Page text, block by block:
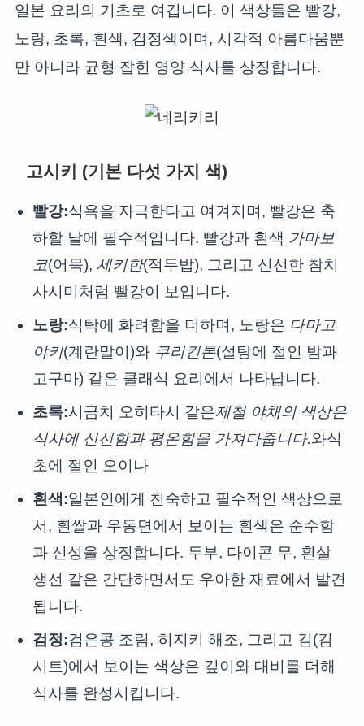
일본 요리의 기초로 여깁니다. 이 색상들은 빨강,
노랑, 초록, 흰색, 검정색이며, 시각적 아름다움뿐
만 아니라 균형 잡힌 영양 식사를 상징합니다.
고시키 (기본 다섯 가지 색)
빨강:식욕을 자극한다고 여겨지며, 빨강은 축
하할 날에 필수적입니다. 빨강과 흰색 가마보
코(어묵),세키한(적두밥), 그리고 신선한 참치
사시미처럼 빨강이 보입니다.
노랑:식탁에 화려함을 더하며, 노랑은 다마고
야키(계란말이)와 쿠리킨톤(설탕에 절인 밤과
고구마) 같은 클래식 요리에서 나타납니다.
초록:시금치 오히타시 같은제철 야채의 색상은
식사에 신선함과 평온함을 가져다줍니다.와식
초에 절인 오이나
흰색:일본인에게 친숙하고 필수적인 색상으로
서, 흰쌀과 우동면에서 보이는 흰색은 순수함
과 신성을 상징합니다. 두부, 다이콘 무, 흰살
생선 같은 간단하면서도 우아한 재료에서 발견
됩니다.
검정:검은콩 조림, 히지키 해조, 그리고 김(김
시트)에서 보이는 색상은 깊이와 대비를 더해
식사를 완성시킵니다.